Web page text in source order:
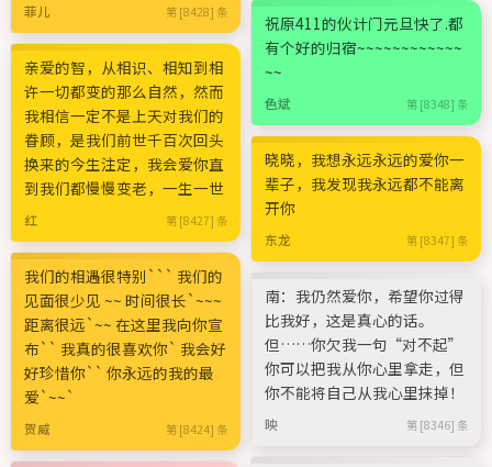
菲儿 第 [8428] 条
亲爱的智，从相识、相知到相
许一切都变的那么自然，然而
我相信一定不是上天对我们的
眷顾，是我们前世千百次回头
换来的今生注定，我会爱你直
到我们都慢慢变老，一生一世
红 第 [8427] 条
我们的相遇很特别``` 我们的
见面很少见 ~~ 时间很长`~~~
距离很远`~~ 在这里我向你宣
布`` 我真的很喜欢你` 我会好
好珍惜你`` 你永远的我的最
爱`~~`
贺威 第 [8424] 条
祝原411的伙计门元旦快了.都
有个好的归宿~~~~~~~~~~~~
~~
色斌 第 [8348] 条
晓晓，我想永远永远的爱你一
辈子，我发现我永远都不能离
开你
东龙 第 [8347] 条
南：我仍然爱你，希望你过得
比我好，这是真心的话。
但……你欠我一句“对不起”
你可以把我从你心里拿走，但
你不能将自己从我心里抹掉！
映 第 [8346] 条